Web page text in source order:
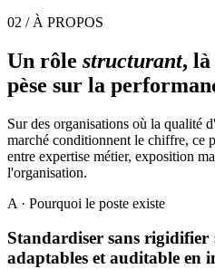
02 / À PROPOS
Un rôle structurant, là
pèse sur la
Sur des organisations où la qualité
marché conditionnent le chiffre, ce
entre expertise métier, exposition
l'organisation.
A · Pourquoi le poste existe
Standardiser sans rigidifier
adaptables et auditable en